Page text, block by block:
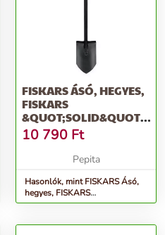
FISKARS ÁSÓ, HEGYES,
FISKARS
&QUOT;SOLID&QUOT;,
FEKETE
10 790 Ft
Pepita
Hasonlók, mint FISKARS Ásó,
hegyes, FISKARS
&quot;Solid&quot;, fekete